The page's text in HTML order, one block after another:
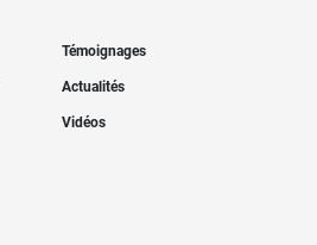
Témoignages
Actualités
Vidéos